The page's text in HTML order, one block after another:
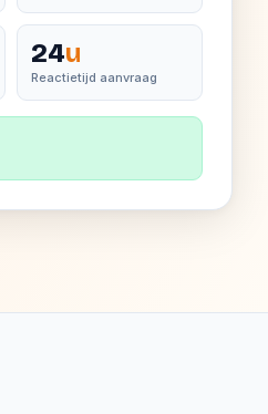
24u
Reactietijd aanvraag